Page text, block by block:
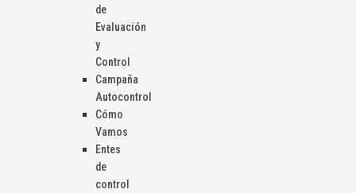
de
Evaluación
y
Control
Campaña
Autocontrol
Cómo
Vamos
Entes
de
control